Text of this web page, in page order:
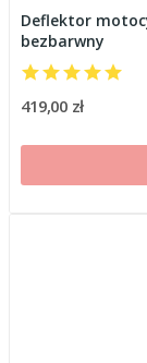
Deflektor
bezbarwny
419,00 zł